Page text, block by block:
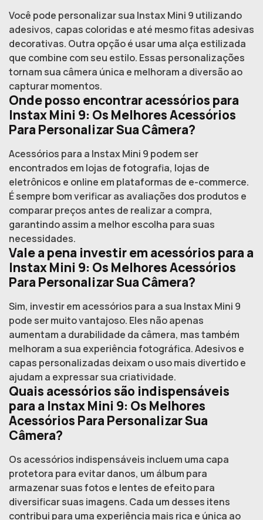
Você pode personalizar sua Instax Mini 9 utilizando
adesivos, capas coloridas e até mesmo fitas adesivas
decorativas. Outra opção é usar uma alça estilizada
que combine com seu estilo. Essas personalizações
tornam sua câmera única e melhoram a diversão ao
capturar momentos.
Onde posso encontrar acessórios para
Instax Mini 9: Os Melhores Acessórios
Para Personalizar Sua Câmera?
Acessórios para a Instax Mini 9 podem ser
encontrados em lojas de fotografia, lojas de
eletrônicos e online em plataformas de e-commerce.
É sempre bom verificar as avaliações dos produtos e
comparar preços antes de realizar a compra,
garantindo assim a melhor escolha para suas
necessidades.
Vale a pena investir em acessórios para a
Instax Mini 9: Os Melhores Acessórios
Para Personalizar Sua Câmera?
Sim, investir em acessórios para a sua Instax Mini 9
pode ser muito vantajoso. Eles não apenas
aumentam a durabilidade da câmera, mas também
melhoram a sua experiência fotográfica. Adesivos e
capas personalizadas deixam o uso mais divertido e
ajudam a expressar sua criatividade.
Quais acessórios são indispensáveis
para a Instax Mini 9: Os Melhores
Acessórios Para Personalizar Sua
Câmera?
Os acessórios indispensáveis incluem uma capa
protetora para evitar danos, um álbum para
armazenar suas fotos e lentes de efeito para
diversificar suas imagens. Cada um desses itens
contribui para uma experiência mais rica e única ao